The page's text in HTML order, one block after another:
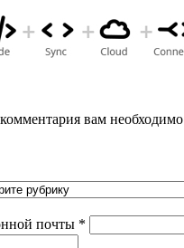
вам необходимо
почты *